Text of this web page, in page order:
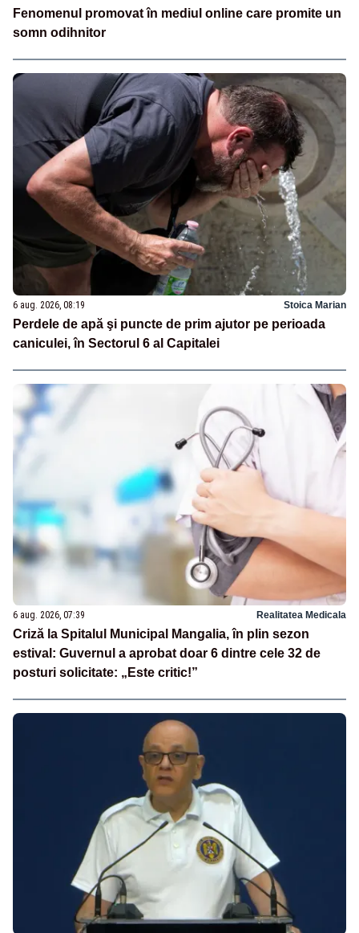
Fenomenul promovat în mediul online care promite un
somn odihnitor
6 aug. 2026, 08:19 Stoica Marian
Perdele de apă şi puncte de prim ajutor pe perioada
caniculei, în Sectorul 6 al Capitalei
6 aug. 2026, 07:39 Realitatea Medicala
Criză la Spitalul Municipal Mangalia, în plin sezon
estival: Guvernul a aprobat doar 6 dintre cele 32 de
posturi solicitate: „Este critic!”